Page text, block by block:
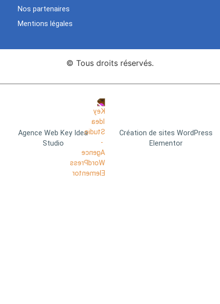
Nos partenaires
Mentions légales
© Tous droits réservés.
Agence Web Key Idea
Studio
Création de sites WordPress
Elementor